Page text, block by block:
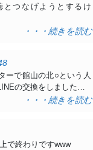
とつなげようとするけ
・・・続きを読む
ーで館山の北○という人
の交換をしました…
・・・続きを読む
で終わりですwww